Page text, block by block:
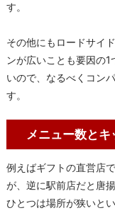
す。
その他にもロードサイ
ンが広いことも要因の
いので、なるべくコン
す。
メニュー数とキ
例えばギフトの直営店
が、逆に駅前店だと唐
ひとつは場所が狭いと